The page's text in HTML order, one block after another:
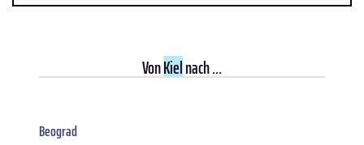
VonKielnach ...
Beograd